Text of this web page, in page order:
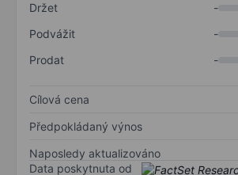
Držet
-
Podvážit
-
Prodat
-
Cílová cena
Předpokládaný výnos
Naposledy aktualizováno
Data poskytnuta od